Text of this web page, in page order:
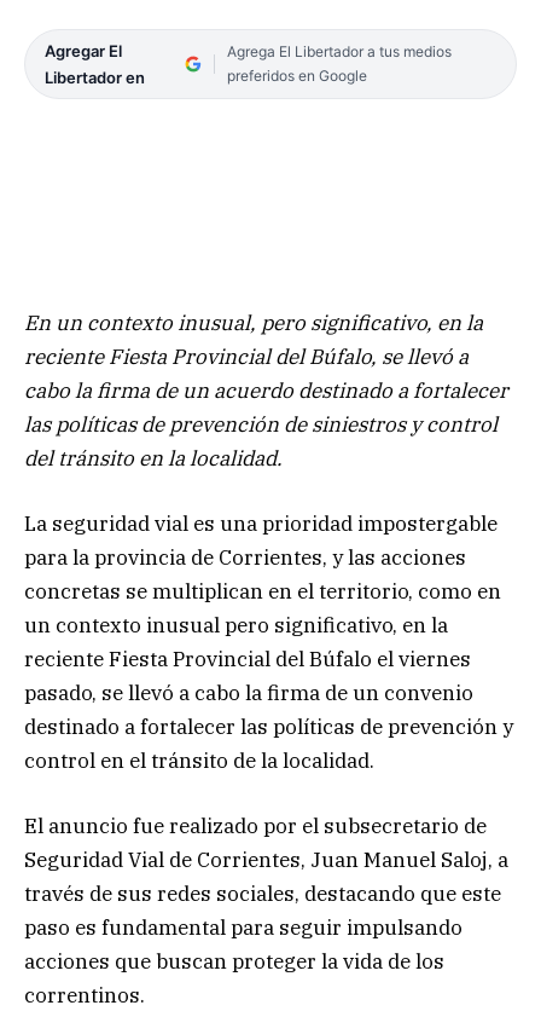
Agregar El
Libertador en
Agrega El Libertador a tus medios
preferidos en Google
En un contexto inusual, pero significativo, en la
reciente Fiesta Provincial del Búfalo, se llevó a
cabo la firma de un acuerdo destinado a fortalecer
las políticas de prevención de siniestros y control
del tránsito en la localidad.
La seguridad vial es una prioridad impostergable
para la provincia de Corrientes, y las acciones
concretas se multiplican en el territorio, como en
un contexto inusual pero significativo, en la
reciente Fiesta Provincial del Búfalo el viernes
pasado, se llevó a cabo la firma de un convenio
destinado a fortalecer las políticas de prevención y
control en el tránsito de la localidad.
El anuncio fue realizado por el subsecretario de
Seguridad Vial de Corrientes, Juan Manuel Saloj, a
través de sus redes sociales, destacando que este
paso es fundamental para seguir impulsando
acciones que buscan proteger la vida de los
correntinos.